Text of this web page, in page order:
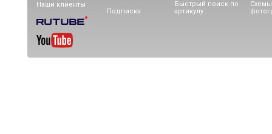
Наши клиенты
Подписка
Быстрый поиск по
артикулу